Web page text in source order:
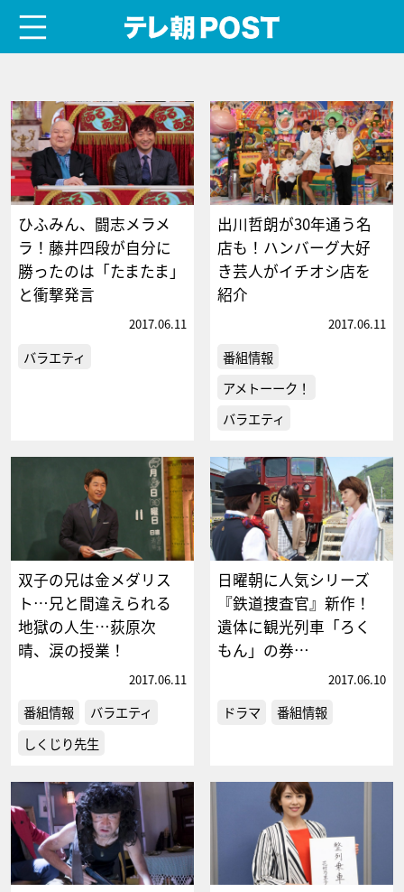
ひふみん、闘志メラメ
ラ！藤井四段が自分に
勝ったのは「たまたま」
と衝撃発言
2017.06.11
バラエティ
出川哲朗が30年通う名
店も！ハンバーグ大好
き芸人がイチオシ店を
紹介
2017.06.11
番組情報
アメトーーク！
バラエティ
双子の兄は金メダリス
ト…兄と間違えられる
地獄の人生…荻原次
晴、涙の授業！
2017.06.11
番組情報
バラエティ
しくじり先生
日曜朝に人気シリーズ
『鉄道捜査官』新作！
遺体に観光列車「ろく
もん」の券…
2017.06.10
ドラマ 番組情報